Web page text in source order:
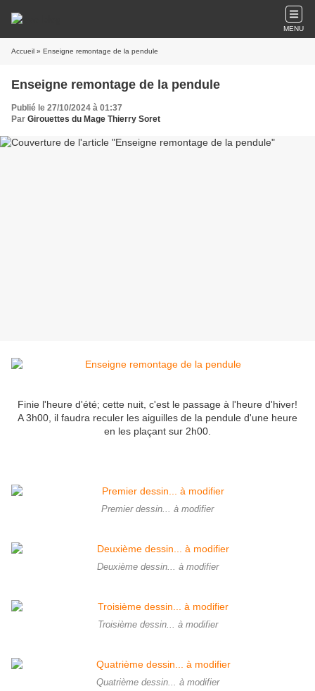
MENU
Accueil » Enseigne remontage de la pendule
Enseigne remontage de la pendule
Publié le 27/10/2024 à 01:37
Par Girouettes du Mage Thierry Soret
Finie l'heure d'été; cette nuit, c'est le passage à l'heure d'hiver!
A 3h00, il faudra reculer les aiguilles de la pendule d'une heure
en les plaçant sur 2h00.
Premier dessin... à modifier
Deuxième dessin... à modifier
Troisième dessin... à modifier
Quatrième dessin... à modifier